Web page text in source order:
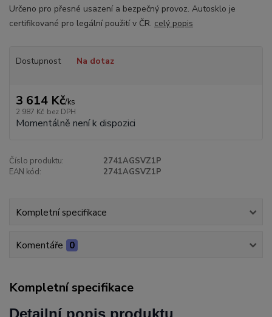
Určeno pro přesné usazení a bezpečný provoz. Autosklo je
certifikované pro legální použití v ČR. celý popis
Dostupnost Na dotaz
3 614 Kč/ks
2 987 Kč bez DPH
Momentálně není k dispozici
Číslo produktu:
2741AGSVZ1P
EAN kód:
2741AGSVZ1P
Kompletní specifikace
Komentáře 0
Kompletní specifikace